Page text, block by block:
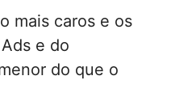
mais caros e os
e do
do que o